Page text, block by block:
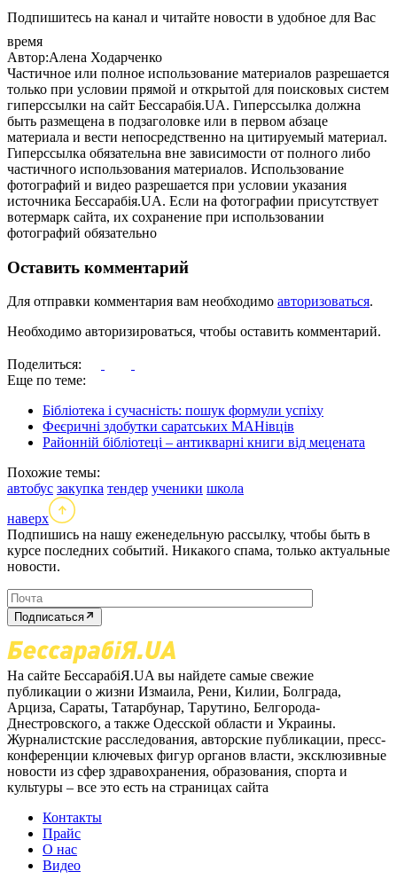
Подпишитесь на канал и читайте новости в удобное для Вас
время
Автор:Алена Ходарченко
Частичное или полное использование материалов разрешается
только при условии прямой и открытой для поисковых систем
гиперссылки на сайт Бессарабія.UA. Гиперссылка должна
быть размещена в подзаголовке или в первом абзаце
материала и вести непосредственно на цитируемый материал.
Гиперссылка обязательна вне зависимости от полного либо
частичного использования материалов. Использование
фотографий и видео разрешается при условии указания
источника Бессарабія.UA. Если на фотографии присутствует
вотермарк сайта, их сохранение при использовании
фотографий обязательно
Оставить комментарий
Для отправки комментария вам необходимо авторизоваться.
Необходимо авторизироваться, чтобы оставить комментарий.
Поделиться:
Еще по теме:
Бібліотека і сучасність: пошук формули успіху
Феєричні здобутки саратських МАНівців
Районній бібліотеці – антикварні книги від мецената
Похожие темы:
автобус закупка тендер ученики школа
наверх
Подпишись на нашу еженедельную рассылку, чтобы быть в
курсе последних событий. Никакого спама, только актуальные
новости.
Подписаться
На сайте БессарабіЯ.UA вы найдете самые свежие
публикации о жизни Измаила, Рени, Килии, Болграда,
Арциза, Сараты, Татарбунар, Тарутино, Белгорода-
Днестровского, а также Одесской области и Украины.
Журналистские расследования, авторские публикации, пресс-
конференции ключевых фигур органов власти, эксклюзивные
новости из сфер здравохранения, образования, спорта и
культуры – все это есть на страницах сайта
Контакты
Прайс
О нас
Видео